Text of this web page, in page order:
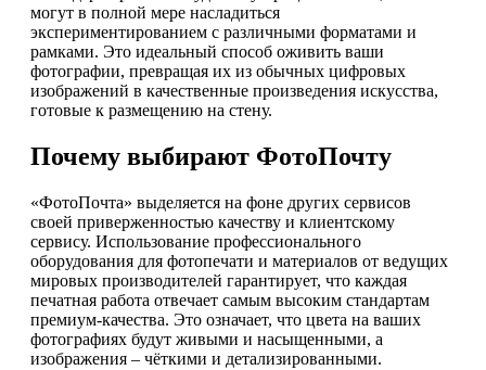
могут в полной мере насладиться
экспериментированием с различными форматами и
рамками. Это идеальный способ оживить ваши
фотографии, превращая их из обычных цифровых
изображений в качественные произведения искусства,
готовые к размещению на стену.
Почему выбирают ФотоПочту
«ФотоПочта» выделяется на фоне других сервисов
своей приверженностью качеству и клиентскому
сервису. Использование профессионального
оборудования для фотопечати и материалов от ведущих
мировых производителей гарантирует, что каждая
печатная работа отвечает самым высоким стандартам
премиум-качества. Это означает, что цвета на ваших
фотографиях будут живыми и насыщенными, а
изображения – чёткими и детализированными.